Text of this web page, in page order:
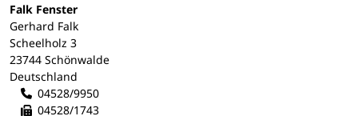
Falk Fenster
Gerhard Falk
Scheelholz 3
23744 Schönwalde
Deutschland
04528/9950
04528/1743